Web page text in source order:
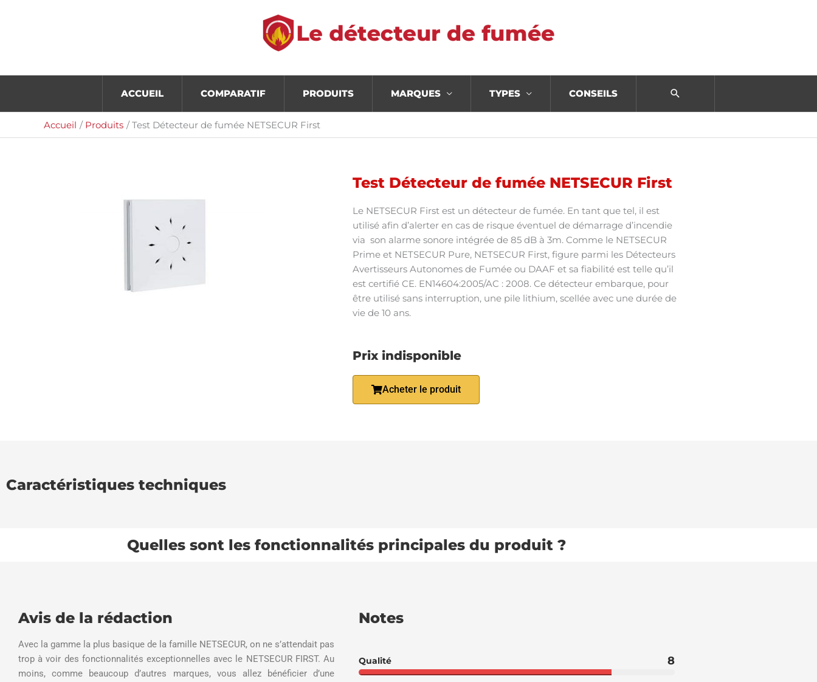
ACCUEIL COMPARATIF PRODUITS MARQUES TYPES CONSEILS
Accueil Produits Test Détecteur de fumée NETSECUR First
Test Détecteur de fumée NETSECUR First
Le NETSECUR First est un détecteur de fumée. En tant que tel, il est
utilisé afin d’alerter en cas de risque éventuel de démarrage d’incendie
via son alarme sonore intégrée de 85 dB à 3m. Comme le NETSECUR
Prime et NETSECUR Pure, NETSECUR First, figure parmi les Détecteurs
Avertisseurs Autonomes de Fumée ou DAAF et sa fiabilité est telle qu’il
est certifié CE. EN14604:2005/AC : 2008. Ce détecteur embarque, pour
être utilisé sans interruption, une pile lithium, scellée avec une durée de
vie de 10 ans.
Prix indisponible
Acheter le produit
Caractéristiques techniques
Quelles sont les fonctionnalités principales du produit ?
Avis de la rédaction
Avec la gamme la plus basique de la famille NETSECUR, on ne s’attendait pas
trop à voir des fonctionnalités exceptionnelles avec le NETSECUR FIRST. Au
moins, comme beaucoup d’autres marques, vous allez bénéficier d’une
Notes
Qualité 8